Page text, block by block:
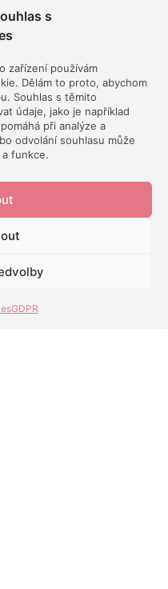
s
zařízení používám
Dělám to proto, abychom
Souhlas s těmito
údaje, jako je například
při analýze a
odvolání souhlasu může
funkce.
GDPR